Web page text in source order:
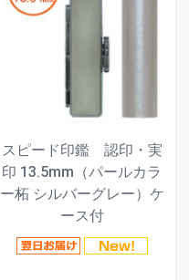
スピード印鑑 認印・実
印 13.5mm（パールカラ
ー柘 シルバーグレー）ケ
ース付